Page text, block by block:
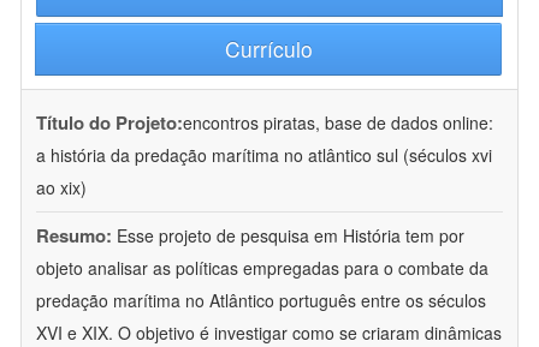
Currículo
Título do Projeto:encontros piratas, base de dados online:
a história da predação marítima no atlântico sul (séculos xvi
ao xix)
Resumo: Esse projeto de pesquisa em História tem por
objeto analisar as políticas empregadas para o combate da
predação marítima no Atlântico português entre os séculos
XVI e XIX. O objetivo é investigar como se criaram dinâmicas